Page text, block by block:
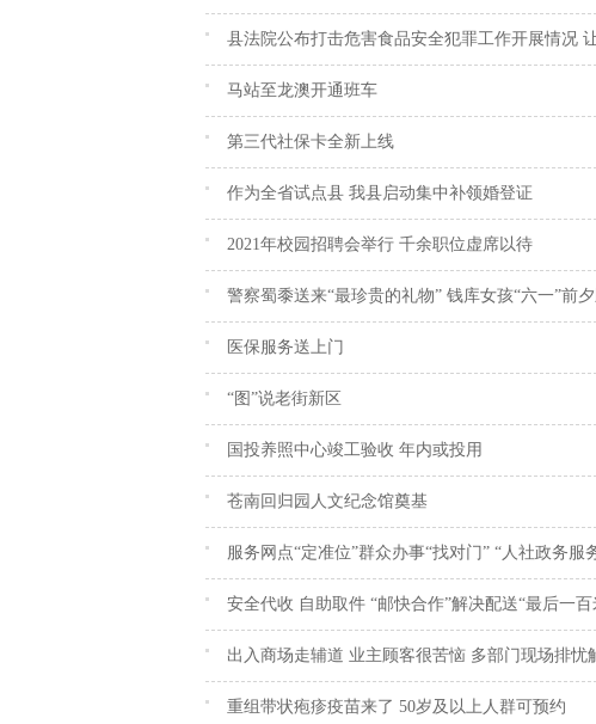
县法院公布打击危害食品安全犯罪工作开展情况
马站至龙澳开通班车
第三代社保卡全新上线
作为全省试点县 我县启动集中补领婚登证
2021年校园招聘会举行 千余职位虚席以待
警察蜀黍送来“最珍贵的礼物” 钱库女孩“六一”前
医保服务送上门
“图”说老街新区
国投养照中心竣工验收 年内或投用
苍南回归园人文纪念馆奠基
服务网点“定准位”群众办事“找对门” “人社政务服
安全代收 自助取件 “邮快合作”解决配送“最后一百
出入商场走辅道 业主顾客很苦恼 多部门现场排忧
重组带状疱疹疫苗来了 50岁及以上人群可预约